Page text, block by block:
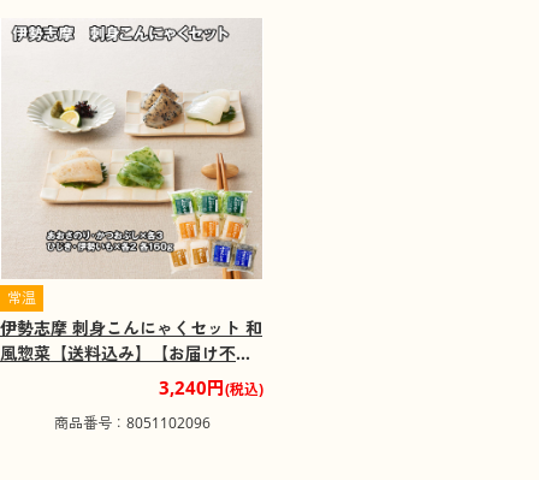
常温
伊勢志摩 刺身こんにゃくセット 和
風惣菜【送料込み】【お届け不可
3,240円(税込)
商品番号：8051102096